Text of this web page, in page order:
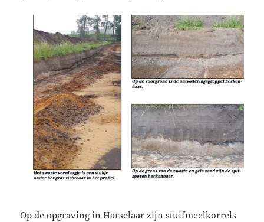
Op de opgraving in Harselaar zijn stuifmeelkorrels